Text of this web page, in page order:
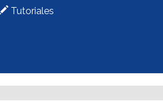
Tutoriales